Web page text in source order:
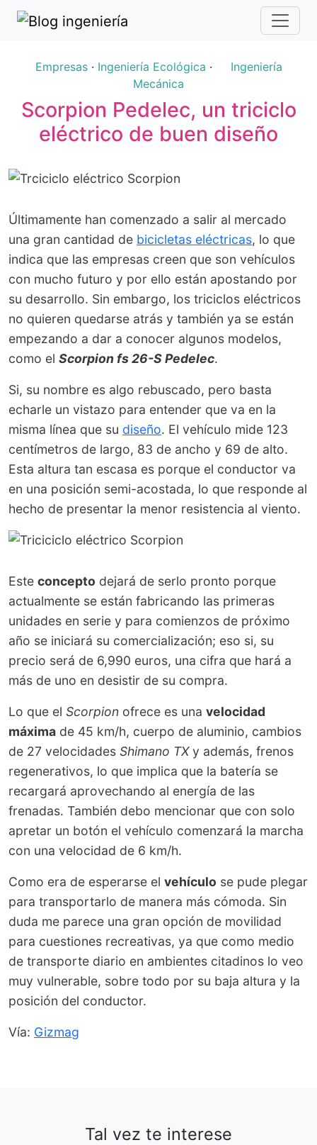
Empresas· Ingeniería Ecológica ·
Ingeniería
Mecánica
Scorpion Pedelec, un triciclo
eléctrico de buen diseño
Últimamente han comenzado a salir al mercado
una gran cantidad de bicicletas eléctricas, lo que
indica que las empresas creen que son vehículos
con mucho futuro y por ello están apostando por
su desarrollo. Sin embargo, los triciclos eléctricos
no quieren quedarse atrás y también ya se están
empezando a dar a conocer algunos modelos,
como el Scorpion fs 26-S Pedelec.
Si, su nombre es algo rebuscado, pero basta
echarle un vistazo para entender que va en la
misma línea que su diseño. El vehículo mide 123
centímetros de largo, 83 de ancho y 69 de alto.
Esta altura tan escasa es porque el conductor va
en una posición semi-acostada, lo que responde al
hecho de presentar la menor resistencia al viento.
Este concepto dejará de serlo pronto porque
actualmente se están fabricando las primeras
unidades en serie y para comienzos de próximo
año se iniciará su comercialización; eso si, su
precio será de 6,990 euros, una cifra que hará a
más de uno en desistir de su compra.
Lo que el Scorpion ofrece es una velocidad
máxima de 45 km/h, cuerpo de aluminio, cambios
de 27 velocidades Shimano TXy además, frenos
regenerativos, lo que implica que la batería se
recargará aprovechando al energía de las
frenadas. También debo mencionar que con solo
apretar un botón el vehículo comenzará la marcha
con una velocidad de 6 km/h.
Como era de esperarse el vehículo se pude plegar
para transportarlo de manera más cómoda. Sin
duda me parece una gran opción de movilidad
para cuestiones recreativas, ya que como medio
de transporte diario en ambientes citadinos lo veo
muy vulnerable, sobre todo por su baja altura y la
posición del conductor.
Vía: Gizmag
Tal vez te interese